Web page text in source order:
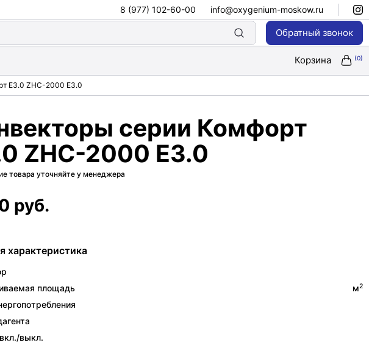
8 (977) 102-60-00 info@oxygenium-moskow.ru
Обратный звонок
Корзина
E3.0 ZHC-2000 E3.0
серии Комфорт
ZHC-2000 E3.0
товара уточняйте у менеджера
руб.
характеристика
площадь
м2
выкл.